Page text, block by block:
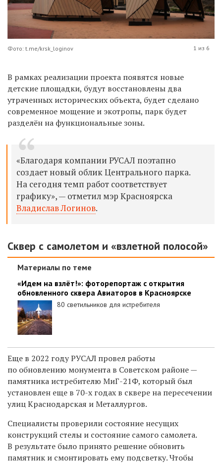
Фото: t.me/krsk_loginov 1 из 6
В рамках реализации проекта появятся новые
детские площадки, будут восстановлены два
утраченных исторических объекта, будет сделано
современное мощение и экотропы, парк будет
разделён на функциональные зоны.
«Благодаря компании РУСАЛ поэтапно
создает новый облик Центрального парка.
На сегодня темп работ соответствует
графику», — отметил мэр Красноярска
Владислав Логинов.
Сквер с самолетом и «взлетной полосой»
Материалы по теме
«Идем на взлёт!»: фоторепортаж с открытия
обновленного сквера Авиаторов в Красноярске
80 светильников для истребителя
Еще в 2022 году РУСАЛ провел работы
по обновлению монумента в Советском районе —
памятника истребителю МиГ-21Ф, который был
установлен еще в 70-х годах в сквере на пересечении
улиц Краснодарская и Металлургов.
Специалисты проверили состояние несущих
конструкций стелы и состояние самого самолета.
В результате было принято решение обновить
памятник и смонтировать ему подсветку. Чтобы